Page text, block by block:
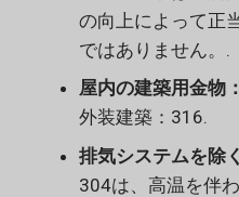
の向上によって正
ではありません。.
屋内の建築用金物：
外装建築：316.
排気システムを除
304は、高温を伴